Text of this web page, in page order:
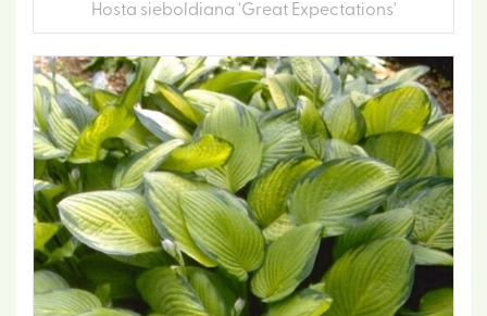
Hosta sieboldiana 'Great Expectations'